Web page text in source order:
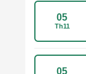
05
Th11
05